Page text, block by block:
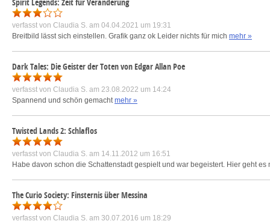
verfasst von Claudia S. am 04.04.2021 um 19:31
Breitbild lässt sich einstellen. Grafik ganz ok Leider nichts für mich mehr »
Dark Tales: Die Geister der Toten von Edgar Allan Poe
verfasst von Claudia S. am 23.08.2022 um 14:24
Spannend und schön gemachtmehr »
Twisted Lands 2: Schlaflos
verfasst von Claudia S. am 14.11.2012 um 16:51
Habe davon schon die Schattenstadt gespielt und war begeistert. Hier geht
The Curio Society: Finsternis über Messina
verfasst von Claudia S. am 30.07.2016 um 18:29